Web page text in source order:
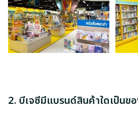
2. บีเจซีมีแบรนด์สินค้าใดเป็นข